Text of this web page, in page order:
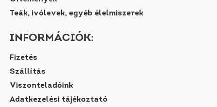
Teák, ivólevek, egyéb élelmiszerek
INFORMÁCIÓK:
Fizetés
Szállítás
Viszonteladóink
Adatkezelési tájékoztató